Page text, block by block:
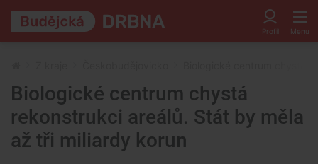
Biologické centrum chystá
rekonstrukci areálů. Stát by měla
až tři miliardy korun